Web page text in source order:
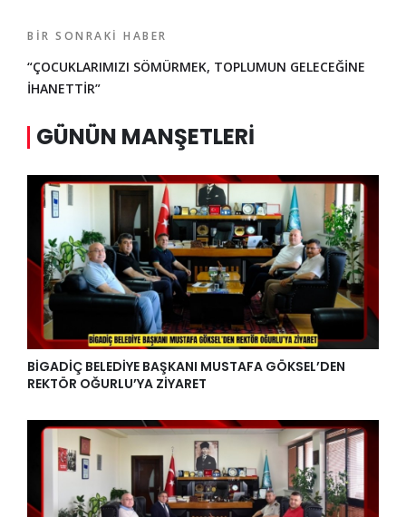
BIR SONRAKI HABER
“ÇOCUKLARIMIZI SÖMÜRMEK, TOPLUMUN GELECEĞİNE
İHANETTİR”
GÜNÜN MANŞETLERI
BİGADİÇ BELEDİYE BAŞKANI MUSTAFA GÖKSEL’DEN
REKTÖR OĞURLU’YA ZİYARET